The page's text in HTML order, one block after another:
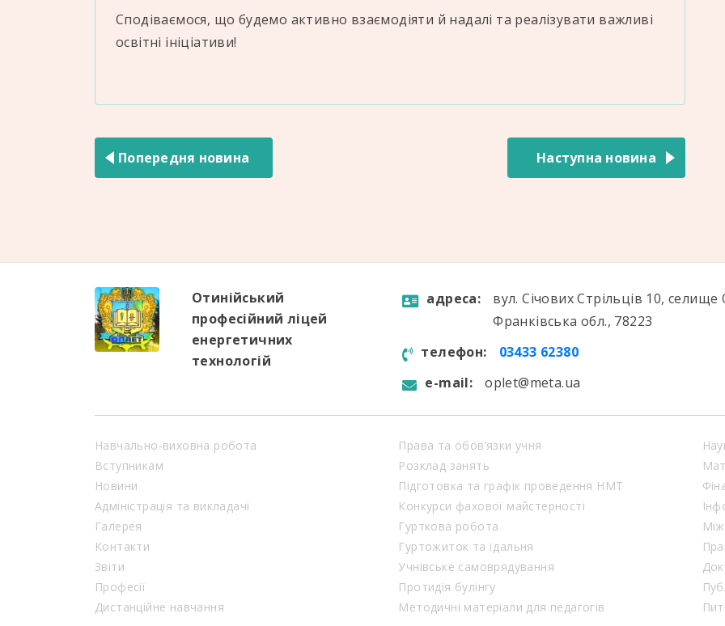
Сподіваємося, що будемо активно взаємодіяти й надалі та реалізувати важливі
освітні ініціативи!
записів
Попередня новина Наступна новина
Отинійський
професійний ліцей
енергетичних
технологій
aдресa:
вул. Січових Стрільців 10, селище
Франківська обл., 78223
телефон:
03433 62380
e-mail:
oplet@meta.ua
Навчально-виховна робота
Вступникам
Новини
Адміністрація та викладачі
Галерея
Контакти
Звіти
Професії
Дистанційне навчання
Права та обов’язки учня
Розклад занять
Підготовка та графік проведення НМТ
Конкурси фахової майстерності
Гурткова робота
Гуртожиток та їдальня
Учнівське самоврядування
Протидія булінгу
Методичні матеріали для педагогів